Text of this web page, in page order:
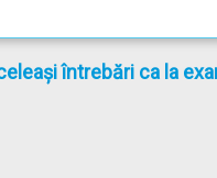
întrebări ca la